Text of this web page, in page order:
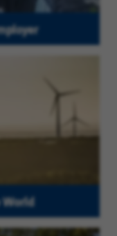
World